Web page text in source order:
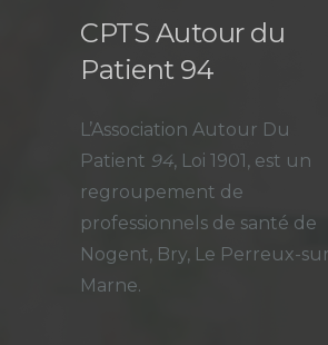
CPTS Autour du
Patient 94
L’Association Autour Du
Patient 94, Loi 1901, est un
regroupement de
professionnels de santé de
Nogent, Bry, Le Perreux-
Marne.